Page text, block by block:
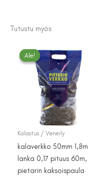
Tutustu myös
Ale!
Ale!
Kalastus / Veneily
kalaverkko 50mm 1,8m
lanka 0,17 pituus 60m,
pietarin kaksoispaula